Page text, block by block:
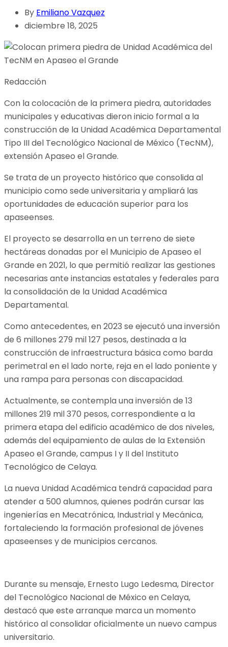
By Emiliano Vazquez
diciembre 18, 2025
Redacción
Con la colocación de la primera piedra, autoridades
municipales y educativas dieron inicio formal a la
construcción de la Unidad Académica Departamental
Tipo III del Tecnológico Nacional de México (TecNM),
extensión Apaseo el Grande.
Se trata de un proyecto histórico que consolida al
municipio como sede universitaria y ampliará las
oportunidades de educación superior para los
apaseenses.
El proyecto se desarrolla en un terreno de siete
hectáreas donadas por el Municipio de Apaseo el
Grande en 2021, lo que permitió realizar las gestiones
necesarias ante instancias estatales y federales para
la consolidación de la Unidad Académica
Departamental.
Como antecedentes, en 2023 se ejecutó una inversión
de 6 millones 279 mil 127 pesos, destinada a la
construcción de infraestructura básica como barda
perimetral en el lado norte, reja en el lado poniente y
una rampa para personas con discapacidad.
Actualmente, se contempla una inversión de 13
millones 219 mil 370 pesos, correspondiente a la
primera etapa del edificio académico de dos niveles,
además del equipamiento de aulas de la Extensión
Apaseo el Grande, campus I y II del Instituto
Tecnológico de Celaya.
La nueva Unidad Académica tendrá capacidad para
atender a 500 alumnos, quienes podrán cursar las
ingenierías en Mecatrónica, Industrial y Mecánica,
fortaleciendo la formación profesional de jóvenes
apaseenses y de municipios cercanos.
Durante su mensaje, Ernesto Lugo Ledesma, Director
del Tecnológico Nacional de México en Celaya,
destacó que este arranque marca un momento
histórico al consolidar oficialmente un nuevo campus
universitario.